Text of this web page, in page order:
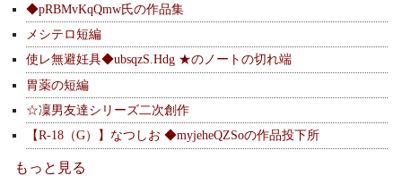
◆pRBMvKqQmw氏の作品集
メシテロ短編
使レ無避妊具◆ubsqzS.Hdg ★のノートの切れ端
胃薬の短編
☆凜男友達シリーズ二次創作
【R-18（G）】なつしお ◆myjeheQZSoの作品投下所
もっと見る